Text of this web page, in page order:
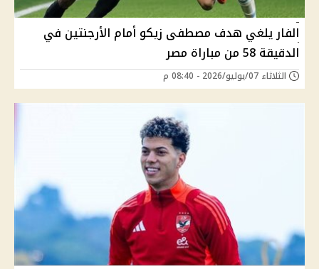
الفار يلغي هدف مصطفى زيكو أمام الأرجنتين في
الدقيقة 58 من مباراة مصر
الثلاثاء 07/يوليو/2026 - 08:40 م